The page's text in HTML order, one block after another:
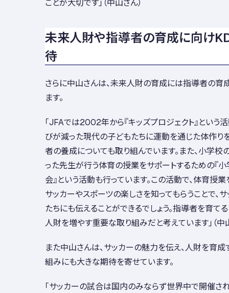
未来人財や指導者の育成に向け
待
さらに中山さんは、未来人財の育成には指導者の育
ます。
「JFAでは2002年から『キッズプロジェクト』という
びが減った現代の子どもたちに運動を通じた体作り
者の養成についても取り組んでいます。また、小学
った先生が行う体育の授業をサポートするための『
会』という活動も行っています。この活動で、体育授
サッカーやスポーツの楽しさを知ってもらうことで、
たちにも伝えることができるでしょう。指導者を育て
人財を増やす重要な取り組みだと考えています」（中
また中山さんは、サッカーの魅力を伝え、人財を育
組みにも大きな期待を寄せています。
「サッカーの試合は国内のみならず世界中で開催さ